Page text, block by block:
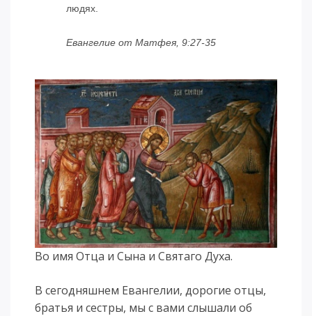
людях.
Евангелие от Матфея, 9:27-35
Во имя Отца и Сына и Святаго Духа.
В сегодняшнем Евангелии, дорогие отцы,
братья и сестры, мы с вами слышали об